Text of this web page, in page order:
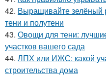
42. Выращивайте зелёный
тени и полутени
43. Овощи для тени:
участков вашего сада
44. ЛПХ или ИЖС: какой
строительства дома